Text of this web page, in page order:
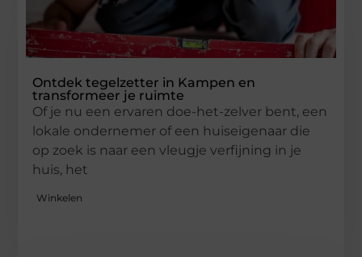
Ontdek tegelzetter in Kampen en
transformeer je ruimte
Of je nu een ervaren doe-het-zelver bent, een
lokale ondernemer of een huiseigenaar die
op zoek is naar een vleugje verfijning in je
huis, het
Winkelen